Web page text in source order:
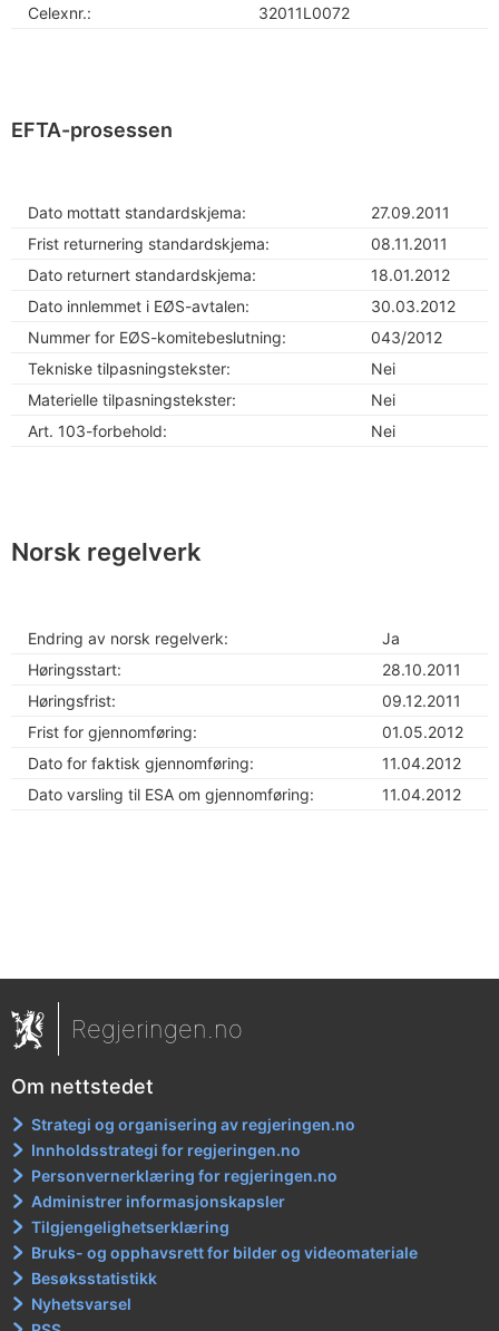
Celexnr.:
32011L0072
EFTA-prosessen
Dato mottatt standardskjema:
27.09.2011
Frist returnering standardskjema:
08.11.2011
Dato returnert standardskjema:
18.01.2012
Dato innlemmet i EØS-avtalen:
30.03.2012
Nummer for EØS-komitebeslutning:
043/2012
Tekniske tilpasningstekster:
Nei
Materielle tilpasningstekster:
Nei
Art. 103-forbehold:
Nei
Norsk regelverk
Endring av norsk regelverk:
Ja
Høringsstart:
28.10.2011
Høringsfrist:
09.12.2011
Frist for gjennomføring:
01.05.2012
Dato for faktisk gjennomføring:
11.04.2012
Dato varsling til ESA om gjennomføring:
11.04.2012
Regjeringen.no
Om nettstedet
Strategi og organisering av regjeringen.no
Innholdsstrategi for regjeringen.no
Personvernerklæring for regjeringen.no
Administrer informasjonskapsler
Tilgjengelighetserklæring
Bruks- og opphavsrett for bilder og videomateriale
Besøksstatistikk
Nyhetsvarsel